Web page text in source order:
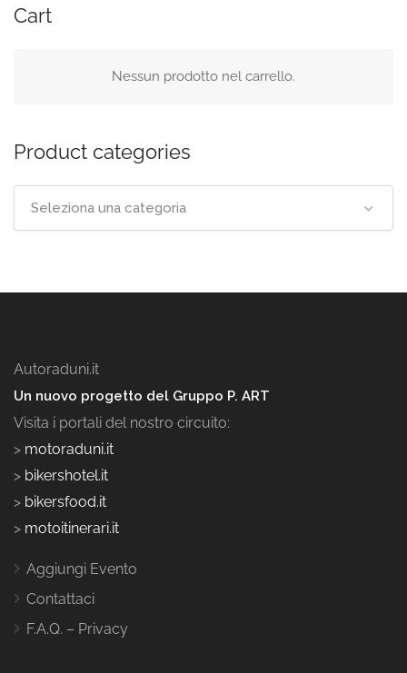
Cart
Nessun prodotto nel carrello.
Product categories
Seleziona una categoria
Autoraduni.it
Un nuovo progetto del Gruppo P. ART
Visita i portali del nostro circuito:
> motoraduni.it
> bikershotel.it
> bikersfood.it
> motoitinerari.it
Aggiungi Evento
Contattaci
F.A.Q. – Privacy